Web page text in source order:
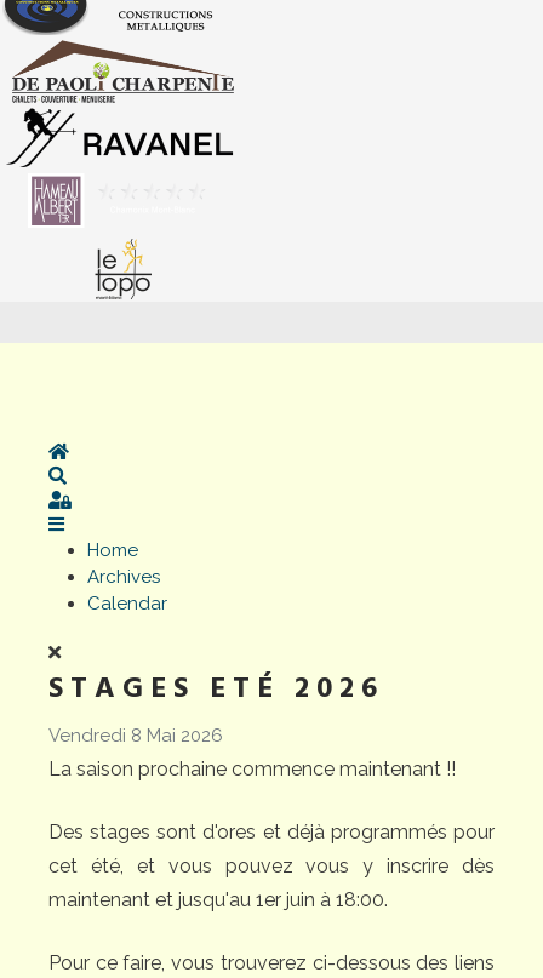
Home
Sign In
Home
Archives
Calendar
STAGES ETÉ 2026
Vendredi 8 Mai 2026
La saison prochaine commence maintenant !!
Des stages sont d'ores et déjà programmés pour
cet été, et vous pouvez vous y inscrire dès
maintenant et jusqu'au 1er juin à 18:00.
Pour ce faire, vous trouverez ci-dessous des liens